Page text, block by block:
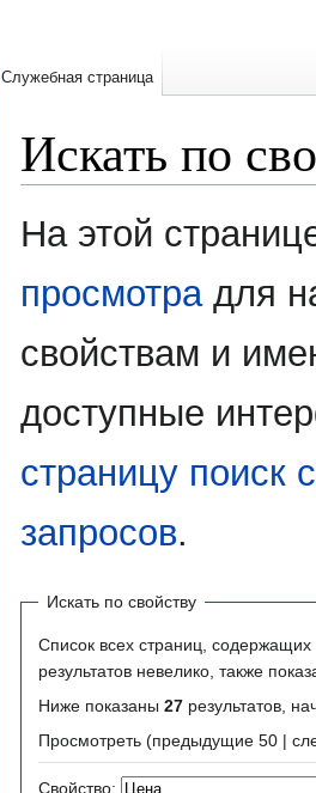
Искать по
Перейти
к
Перейти
кНа этой
просмотрадля
свойствам и
доступные
страницу поиск
запросов.
Искать по свойству
Список всех страниц, содержащих
результатов невелико, также
Ниже показаны 27 результатов,
Просмотреть (предыдущие 50 |
Свойство:
Служебная страница